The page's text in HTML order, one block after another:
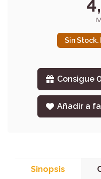
Sin Stock.
Consigue
Añadir a
Sinopsis